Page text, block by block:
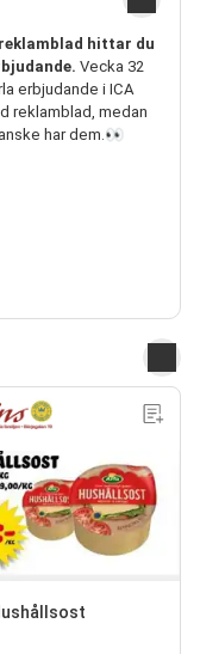
hittar du
Vecka 32
erbjudande i ICA
reklamblad, medan
har dem.👀